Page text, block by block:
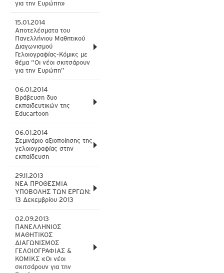
για την Ευρώπη»
15.01.2014
Aποτελέσματα του
Πανελλήνιου Μαθητικού
Διαγωνισμού
Γελοιογραφίας-Κόμικς με
θέμα “Οι νέοι σκιτσάρουν
για την Ευρώπη”
06.01.2014
Βράβευση δυο
εκπαιδευτικών της
Educartoon
06.01.2014
Σεμινάριο αξιοποίησης της
γελοιογραφίας στην
εκπαίδευση
29.11.2013
ΝΕΑ ΠΡΟΘΕΣΜΙΑ
ΥΠΟΒΟΛΗΣ ΤΩΝ ΕΡΓΩΝ:
13 Δεκεμβρίου 2013
02.09.2013
ΠΑΝΕΛΛΗΝΙΟΣ
ΜΑΘΗΤΙΚΟΣ
ΔΙΑΓΩΝΙΣΜΟΣ
ΓΕΛΟΙΟΓΡΑΦΙΑΣ &
ΚΟΜΙΚΣ «Οι νέοι
σκιτσάρουν για την